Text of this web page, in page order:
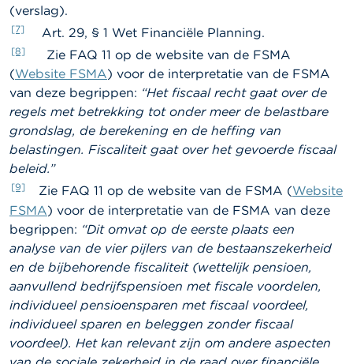
(verslag).
[7] Art. 29, § 1 Wet Financiële Planning.
[8]
Zie FAQ 11 op de website van de FSMA
(Website FSMA) voor de interpretatie van de FSMA
van deze begrippen: “Het fiscaal recht gaat over de
regels met betrekking tot onder meer de belastbare
grondslag, de berekening en de heffing van
belastingen. Fiscaliteit gaat over het gevoerde fiscaal
beleid.”
[9] Zie FAQ 11 op de website van de FSMA (Website
FSMA) voor de interpretatie van de FSMA van deze
begrippen: “Dit omvat op de eerste plaats een
analyse van de vier pijlers van de bestaanszekerheid
en de bijbehorende fiscaliteit (wettelijk pensioen,
aanvullend bedrijfspensioen met fiscale voordelen,
individueel pensioensparen met fiscaal voordeel,
individueel sparen en beleggen zonder fiscaal
voordeel). Het kan relevant zijn om andere aspecten